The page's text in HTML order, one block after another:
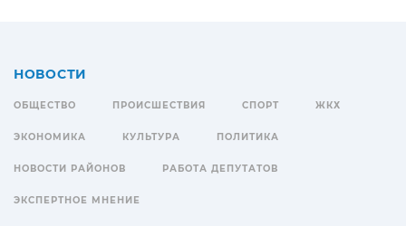
НОВОСТИ
ОБЩЕСТВО ПРОИСШЕСТВИЯ СПОРТ ЖКХ
ЭКОНОМИКА КУЛЬТУРА ПОЛИТИКА
НОВОСТИ РАЙОНОВ РАБОТА ДЕПУТАТОВ
ЭКСПЕРТНОЕ МНЕНИЕ